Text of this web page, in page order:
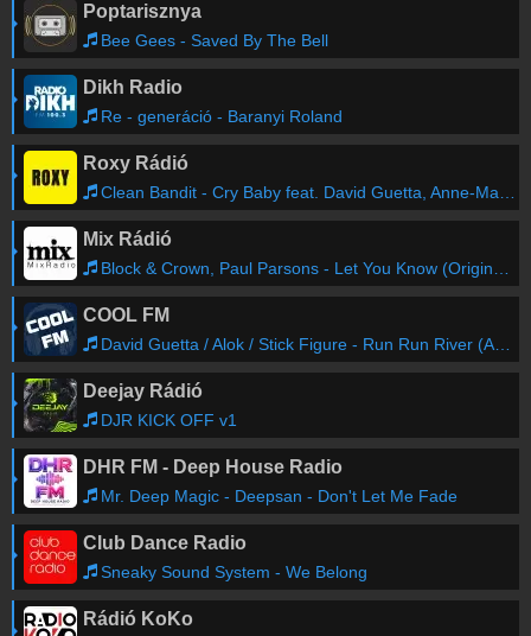
Poptarisznya
Bee Gees - Saved By The Bell
Dikh Radio
Re - generáció - Baranyi Roland
Roxy Rádió
Clean Bandit - Cry Baby feat. David Guetta, Anne-Marie
Mix Rádió
Block & Crown, Paul Parsons - Let You Know (Original Mix)
COOL FM
David Guetta / Alok / Stick Figure - Run Run River (Angels Above Me)
Deejay Rádió
DJR KICK OFF v1
DHR FM - Deep House Radio
Mr. Deep Magic - Deepsan - Don't Let Me Fade
Club Dance Radio
Sneaky Sound System - We Belong
Rádió KoKo